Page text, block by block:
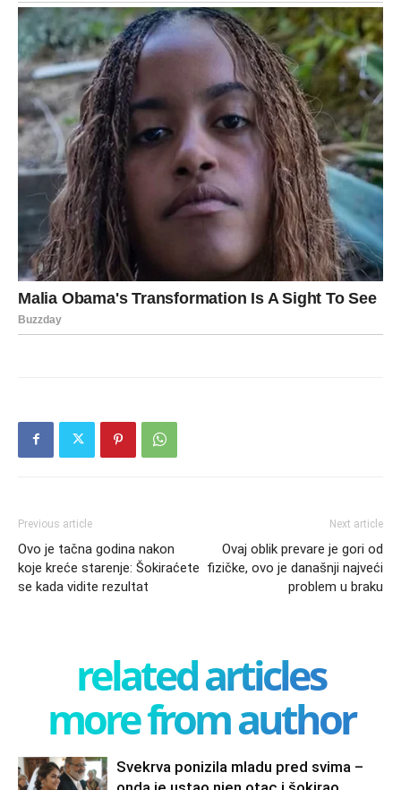
Previous article
Ovo je tačna godina nakon
koje kreće starenje: Šokiraćete
se kada vidite rezultat
Next article
Ovaj oblik prevare je gori od
fizičke, ovo je današnji najveći
problem u braku
related articles
more from author
Svekrva ponizila mladu pred svima –